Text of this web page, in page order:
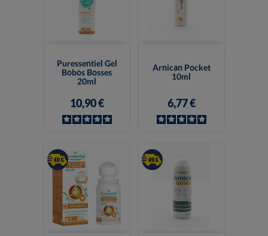
Puressentiel Gel
Bobos Bosses
20ml
10,90 €
Arnican Pocket
10ml
6,77 €